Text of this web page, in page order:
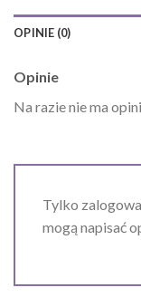
OPINIE (0)
Opinie
Na razie nie ma
Tylko
mogą napisać